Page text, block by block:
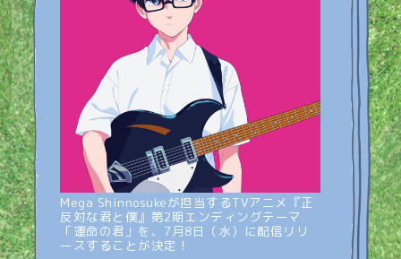
Mega Shinnosukeが担当するTVアニメ『正
反対な君と僕』第2期エンディングテーマ
「運命の君」を、7月8日（水）に配信リリ
ースすることが決定！